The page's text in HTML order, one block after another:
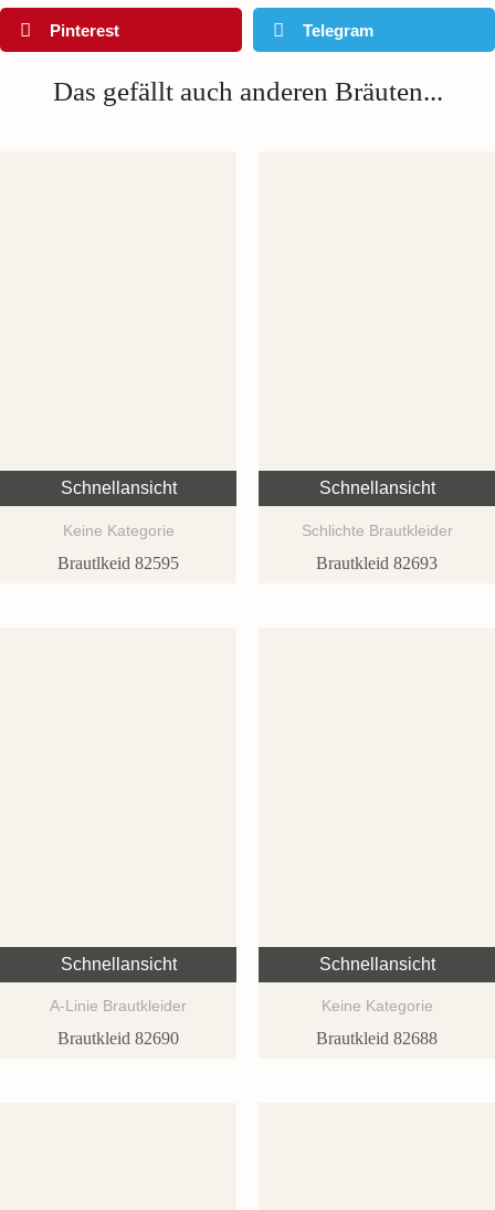
Pinterest Telegram
Das gefällt auch anderen Bräuten...
Schnellansicht
Keine Kategorie
Brautlkeid 82595
Schnellansicht
Schlichte Brautkleider
Brautkleid 82693
Schnellansicht
A-Linie Brautkleider
Brautkleid 82690
Schnellansicht
Keine Kategorie
Brautkleid 82688